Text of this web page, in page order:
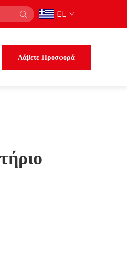
EL
Λάβετε Προσφορά